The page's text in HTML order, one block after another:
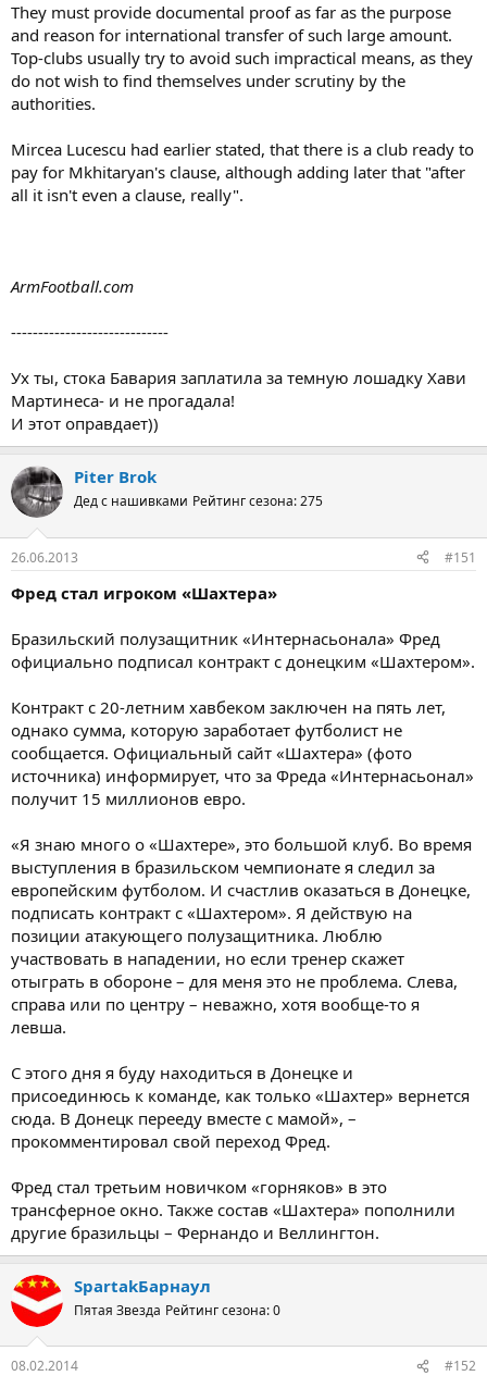
They must provide documental proof as far as the purpose
and reason for international transfer of such large amount.
Top-clubs usually try to avoid such impractical means, as they
do not wish to find themselves under scrutiny by the
authorities.
Mircea Lucescu had earlier stated, that there is a club ready to
pay for Mkhitaryan's clause, although adding later that "after
all it isn't even a clause, really".
ArmFootball.com
-----------------------------
Ух ты, стока Бавария заплатила за темную лошадку Хави
Мартинеса- и не прогадала!
И этот оправдает))
Piter Brok
Дед с нашивками Рейтинг сезона: 275
26.06.2013 #151
Фред стал игроком «Шахтера»
Бразильский полузащитник «Интернасьонала» Фред
официально подписал контракт с донецким «Шахтером».
Контракт с 20-летним хавбеком заключен на пять лет,
однако сумма, которую заработает футболист не
сообщается. Официальный сайт «Шахтера» (фото
источника) информирует, что за Фреда «Интернасьонал»
получит 15 миллионов евро.
«Я знаю много о «Шахтере», это большой клуб. Во время
выступления в бразильском чемпионате я следил за
европейским футболом. И счастлив оказаться в Донецке,
подписать контракт с «Шахтером». Я действую на
позиции атакующего полузащитника. Люблю
участвовать в нападении, но если тренер скажет
отыграть в обороне – для меня это не проблема. Слева,
справа или по центру – неважно, хотя вообще-то я
левша.
С этого дня я буду находиться в Донецке и
присоединюсь к команде, как только «Шахтер» вернется
сюда. В Донецк перееду вместе с мамой», –
прокомментировал свой переход Фред.
Фред стал третьим новичком «горняков» в это
трансферное окно. Также состав «Шахтера» пополнили
другие бразильцы – Фернандо и Веллингтон.
SpartakБарнаул
Пятая Звезда Рейтинг сезона: 0
08.02.2014 #152